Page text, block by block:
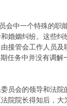
中一个特殊的职
婚姻纠纷。这些纠
接管会工作人员及
任务中并没有调
会的领导和法院
院院长得知后，大